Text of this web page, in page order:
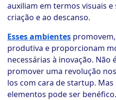
auxiliam em termos visuais
criação e ao descanso.
Esses ambientes
produtiva e proporcionam
necessárias à inovação.
promover uma revolução
los com cara de startup.
elementos pode ser